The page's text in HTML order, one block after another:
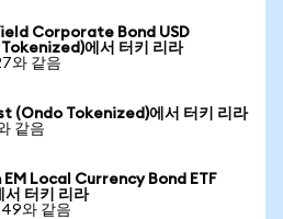
Corporate Bond USD
에서 터키 리라
와 같음
(Ondo Tokenized)에서 터키 리라
같음
EM Local Currency Bond ETF
터키 리라
와 같음